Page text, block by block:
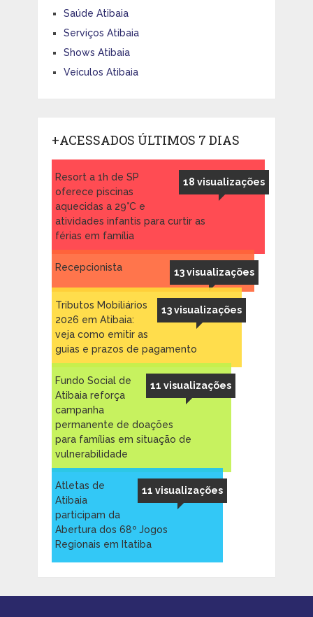
Saúde Atibaia
Serviços Atibaia
Shows Atibaia
Veículos Atibaia
+ACESSADOS ÚLTIMOS 7 DIAS
18 visualizações
Resort a 1h de SP
oferece piscinas
aquecidas a 29°C e
atividades infantis para curtir as
férias em família
13 visualizações
Recepcionista
13 visualizações
Tributos Mobiliários
2026 em Atibaia:
veja como emitir as
guias e prazos de pagamento
11 visualizações
Fundo Social de
Atibaia reforça
campanha
permanente de doações
para famílias em situação de
vulnerabilidade
11 visualizações
Atletas de
Atibaia
participam da
Abertura dos 68º Jogos
Regionais em Itatiba